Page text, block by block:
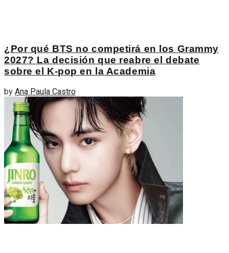
¿Por qué BTS no competirá en los Grammy
2027? La decisión que reabre el debate
sobre el K-pop en la Academia
by Ana Paula Castro